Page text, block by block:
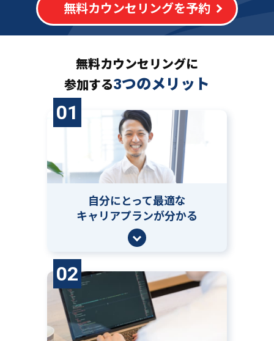
無料カウンセリングを予約
無料カウンセリングに
参加する3つのメリット
01
自分にとって最適な
キャリアプランが分かる
02